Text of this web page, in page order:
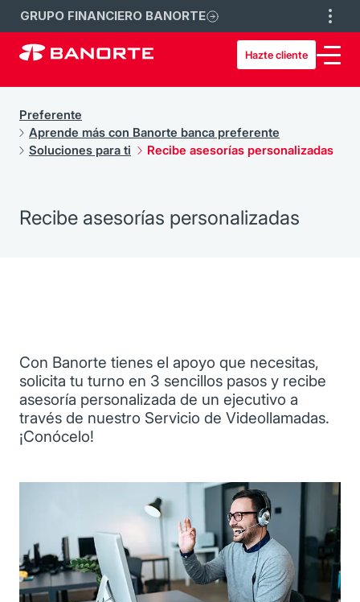
GRUPO FINANCIERO BANORTE
Hazte cliente
Preferente
Aprende más con Banorte banca preferente
Soluciones para ti
Recibe asesorías personalizadas
Recibe asesorías personalizadas
Con Banorte tienes el apoyo que necesitas,
solicita tu turno en 3 sencillos pasos y recibe
asesoría personalizada de un ejecutivo a
través de nuestro Servicio de Videollamadas.
¡Conócelo!